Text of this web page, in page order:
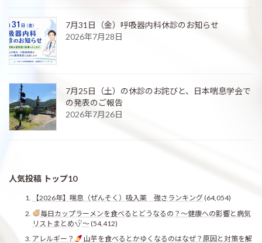
7月31日（金）呼吸器内科休診のお知らせ
2026年7月28日
7月25日（土）の休診のお詫びと、日本喘息学会で
の発表のご報告
2026年7月26日
人気投稿 トップ10
【2026年】喘息（ぜんそく）吸入薬 強さランキング(64,054)
毎日カップラーメンを食べるとどうなるの？〜健康への影響と病気
リストまとめ
〜(54,412)
アレルギー？
山芋を食べるとかゆくなるのはなぜ？原因と対策を解